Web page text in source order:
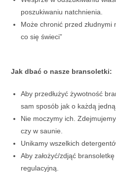
poszukiwaniu natchnienia.
Może chronić przed złudnymi
co się świeci”
Jak dbać o nasze bransoletki:
Aby przedłużyć żywotność
sam sposób jak o każdą jedną
Nie moczymy ich.
czy w saunie.
Unikamy wszelkich
Aby założyć/zdjąć
regulacyjną.